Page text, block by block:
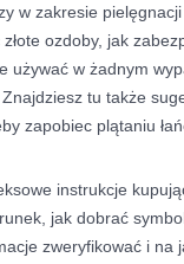
w zakresie
ozdoby, jak
używać w żadnym
tu także
zapobiec plątaniu
instrukcje
jak dobrać
zweryfikować i na